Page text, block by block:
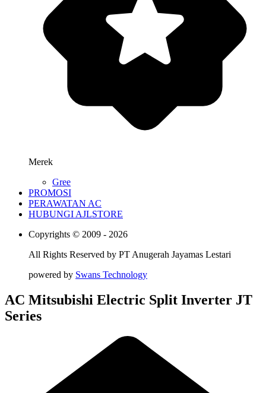
Merek
Gree
PROMOSI
PERAWATAN AC
HUBUNGI AJLSTORE
Copyrights © 2009 - 2026
All Rights Reserved by PT Anugerah Jayamas Lestari
powered by Swans Technology
AC Mitsubishi Electric Split Inverter JT
Series